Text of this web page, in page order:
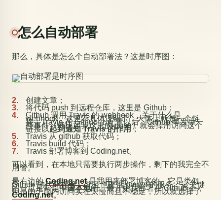
怎么自动部署
那么，具体是怎么个自动部署法？这是时序图：
创建文章；
将代码 push 到远程仓库，这里是 Github；
Github 调用 Travis 的 webhook，关于什么是
webhook，这里不具体说明了，大体上就是一个链
接，Travis 在 Github 上配置以后，Github 每发生一
些事件（就比如我这里的 push）就会掉用访问这个
链接以起到通知 Travis 的作用；
Travis 从 github 获取代码；
Travis build 代码；
Travis 部署博客到 Coding.net。
可以看到，在本地只需要执行两步操作，剩下的我完全不
用管。
最右边的Coding.net是我用来部署博客的，它是类似
Github 的代码托管，并且也提供 pages 的服务，最关键
的一点是它是中国本地的。最开始我部署在 Github 上，
但是由于国内访问实在太慢而且不稳定，所以就选择了
Coding.net。